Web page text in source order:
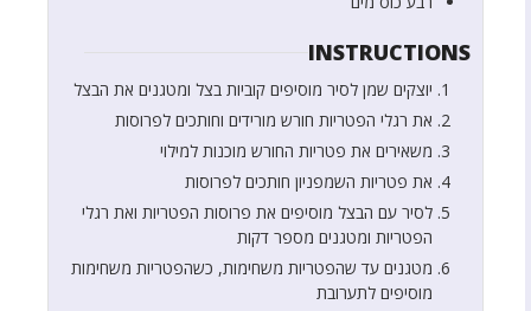
INSTRUCTIONS
יוצקים שמן לסיר מוסיפים קוביות בצל ומטגנים את הבצל
את רגלי הפטריות חורש מורידים וחותכים לפרוסות
משאירים את פטריות החורש מוכנות למילוי
את פטריות השמפניון חותכים לפרוסות
לסיר עם הבצל מוסיפים את פרוסות הפטריות ואת רגלי
הפטריות ומטגנים מספר דקות
מטגנים עד שהפטריות משחימות, כשהפטריות משחימות
מוסיפים לתערובת